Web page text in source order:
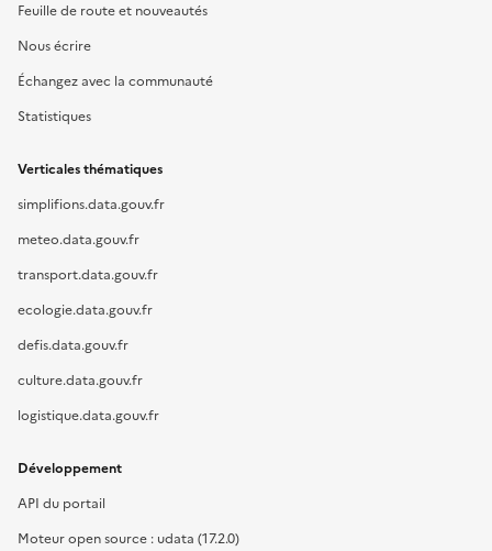
Feuille de route et nouveautés
Nous écrire
Échangez avec la communauté
Statistiques
Verticales thématiques
simplifions.data.gouv.fr
meteo.data.gouv.fr
transport.data.gouv.fr
ecologie.data.gouv.fr
defis.data.gouv.fr
culture.data.gouv.fr
logistique.data.gouv.fr
Développement
API du portail
Moteur open source : udata (17.2.0)